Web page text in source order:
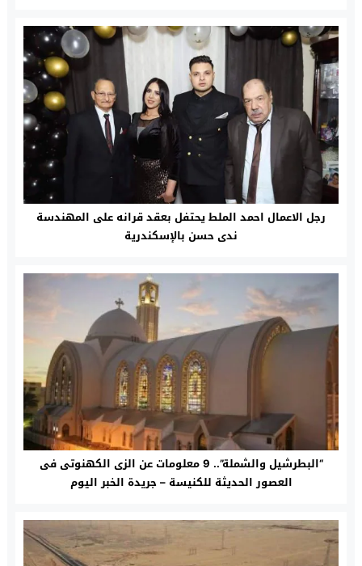
رجل الاعمال احمد الملط يحتفل بعقد قرانه على المهندسة
ندى حسن بالإسكندرية
“البطرشيل والشملة”.. 9 معلومات عن الزى الكهنوتى فى
العصور الحديثة للكنيسة – جريدة الخبر اليوم